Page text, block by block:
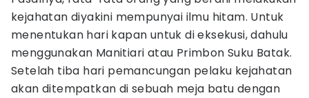
kejahatan diyakini mempunyai ilmu hitam. Untuk
menentukan hari kapan untuk di eksekusi, dahulu
menggunakan Manitiari atau Primbon Suku Batak.
Setelah tiba hari pemancungan pelaku kejahatan
akan ditempatkan di sebuah meja batu dengan